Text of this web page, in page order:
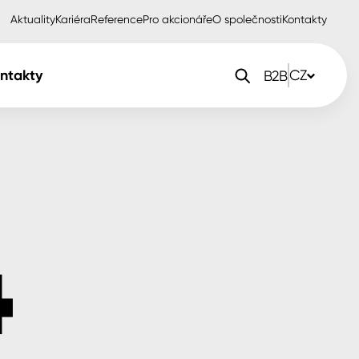
AktualityKariéraReferencePro akcionářeO společnostiKontakty
B2BCZ